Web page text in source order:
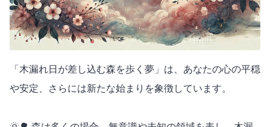
「木漏れ日が差し込む森を歩く夢」は、あなたの心の平穏
や安定、さらには新たな始まりを象徴しています。